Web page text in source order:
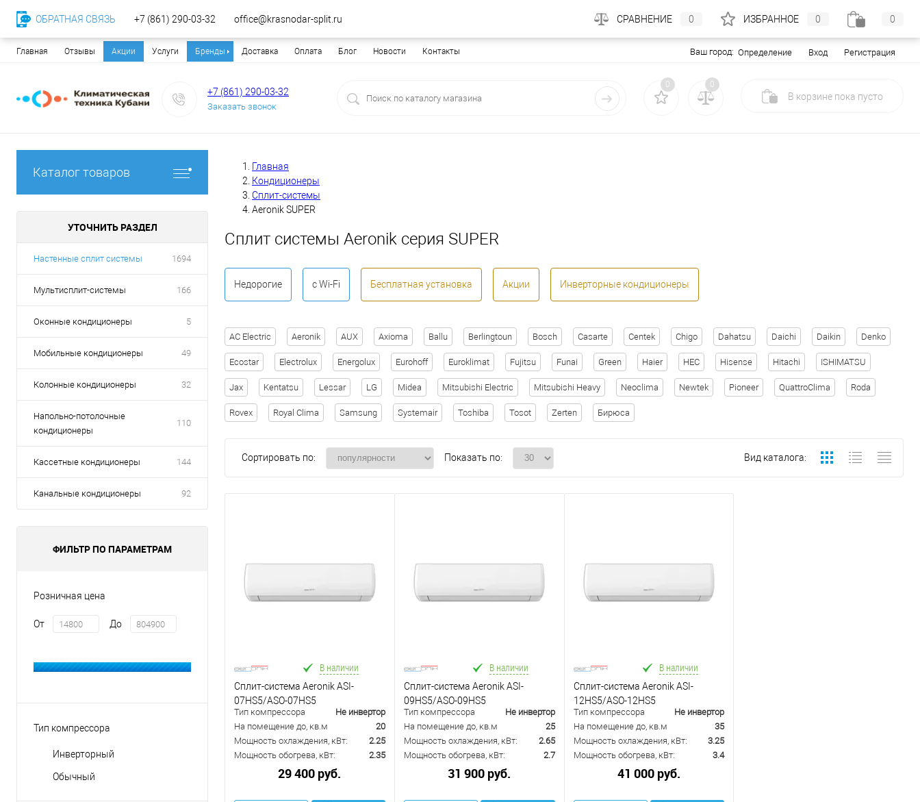
Главная Отзывы Акции Услуги Бренды Доставка Оплата Блог Новости Контакты Ваш город: Определение Вход Регистрация
+7 (861) 290-03-32
Заказать звонок
0 0
В корзине пока пусто
Каталог товаров
УТОЧНИТЬ РАЗДЕЛ
Настенные сплит системы 1694
Мультисплит-системы 166
Оконные кондиционеры 5
Мобильные кондиционеры 49
Колонные кондиционеры 32
Напольно-потолочные
кондиционеры
110
Кассетные кондиционеры 144
Канальные кондиционеры 92
ФИЛЬТР ПО ПАРАМЕТРАМ
Розничная цена
От До
Тип компрессора
Инверторный
Обычный
Главная
Кондиционеры
Сплит-системы
Aeronik SUPER
Сплит системы Aeronik серия SUPER
Недорогие с Wi-Fi Бесплатная установка Акции Инверторные кондиционеры
AC Electric Aeronik AUX Axioma Ballu Berlingtoun Bosch Casarte Centek Chigo Dahatsu Daichi Daikin Denko
Ecostar Electrolux Energolux Eurohoff Euroklimat Fujitsu Funai Green Haier HEC Hisense Hitachi ISHIMATSU
Jax Kentatsu Lessar LG Midea Mitsubishi Electric Mitsubishi Heavy Neoclima Newtek Pioneer QuattroClima Roda
Rovex Royal Clima Samsung Systemair Toshiba Tosot Zerten Бирюса
Сортировать по: Показать по: Вид каталога:
В наличии
Сплит-система Aeronik ASI-
07HS5/ASO-07HS5
Тип компрессора
Не инвертор
На помещение до, кв.м
20
Мощность охлаждения, кВт:
2.25
Мощность обогрева, кВт:
2.35
29 400 руб.
В наличии
Сплит-система Aeronik ASI-
09HS5/ASO-09HS5
Тип компрессора
Не инвертор
На помещение до, кв.м
25
Мощность охлаждения, кВт:
2.65
Мощность обогрева, кВт:
2.7
31 900 руб.
В наличии
Сплит-система Aeronik ASI-
12HS5/ASO-12HS5
Тип компрессора
Не инвертор
На помещение до, кв.м
35
Мощность охлаждения, кВт:
3.25
Мощность обогрева, кВт:
3.4
41 000 руб.
ОБРАТНАЯ СВЯЗЬ +7 (861) 290-03-32 office@krasnodar-split.ru СРАВНЕНИЕ 0 ИЗБРАННОЕ 0 0